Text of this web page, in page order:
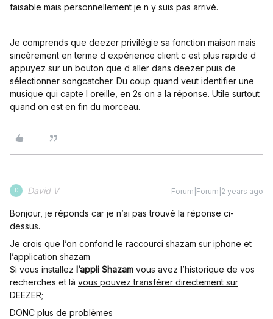
faisable mais personnellement je n y suis pas arrivé.
Je comprends que deezer privilégie sa fonction maison mais
sincèrement en terme d expérience client c est plus rapide d
appuyez sur un bouton que d aller dans deezer puis de
sélectionner songcatcher. Du coup quand veut identifier une
musique qui capte l oreille, en 2s on a la réponse. Utile surtout
quand on est en fin du morceau.
D David V Forum|Forum|2 years ago
Bonjour, je réponds car je n’ai pas trouvé la réponse ci-
dessus.
Je crois que l’on confond le raccourci shazam sur iphone et
l’application shazam
Si vous installez l’appli Shazam vous avez l’historique de vos
recherches et là vous pouvez transférer directement sur
DEEZER;
DONC plus de problèmes